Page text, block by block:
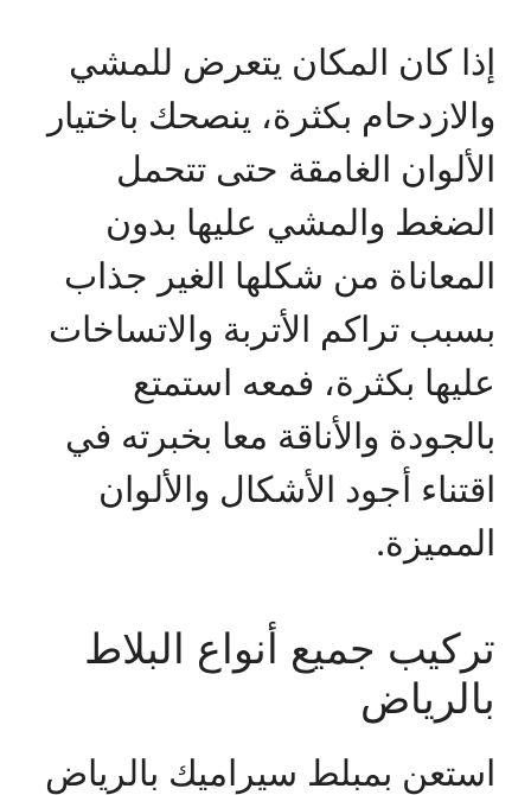
إذا كان المكان يتعرض للمشي
والازدحام بكثرة، ينصحك باختيار
الألوان الغامقة حتى تتحمل
الضغط والمشي عليها بدون
المعاناة من شكلها الغير جذاب
بسبب تراكم الأتربة والاتساخات
عليها بكثرة، فمعه استمتع
بالجودة والأناقة معا بخبرته في
اقتناء أجود الأشكال والألوان
المميزة.
تركيب جميع أنواع البلاط
بالرياض
استعن بمبلط سيراميك بالرياض